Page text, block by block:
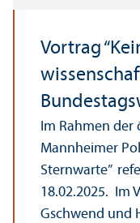
Vortrag
Im Rahmen
Mannheimer
Sternwarte”
18.02.2025. Im
Gschwend und